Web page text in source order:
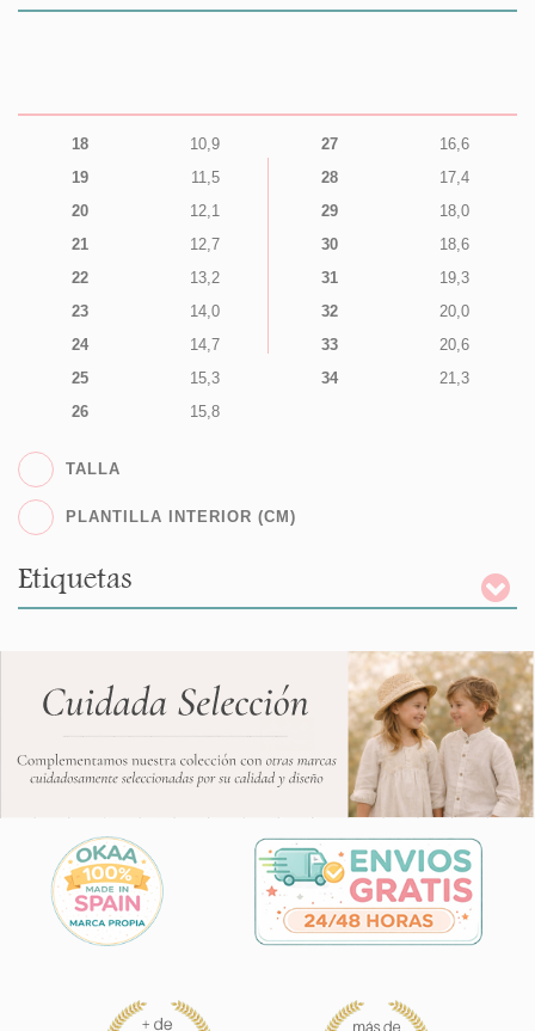
18
10,9
19
11,5
20
12,1
21
12,7
22
13,2
23
14,0
24
14,7
25
15,3
26
15,8
27
16,6
28
17,4
29
18,0
30
18,6
31
19,3
32
20,0
33
20,6
34
21,3
TALLA
PLANTILLA INTERIOR (CM)
Etiquetas